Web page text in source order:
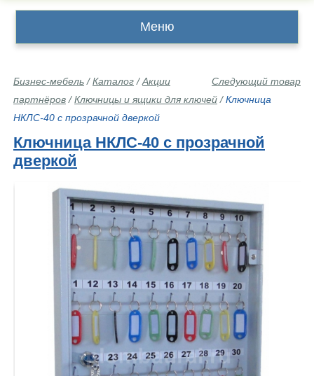
Меню
Следующий товар
Бизнес-мебель /Каталог /Акции
партнёров /Ключницы и ящики для ключей /Ключница
НКЛС-40 с прозрачной дверкой
Ключница НКЛС-40 с прозрачной
дверкой